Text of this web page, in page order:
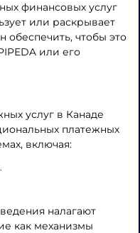
финансовых услуг
или раскрывает
чтобы это
или его
услуг в Канаде
платежных
включая:
налагают
как механизмы